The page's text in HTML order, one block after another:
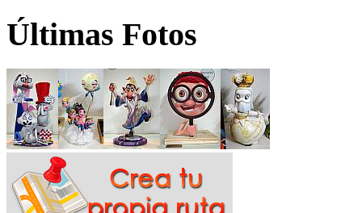
Últimas Fotos